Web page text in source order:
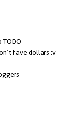
have dollars :v